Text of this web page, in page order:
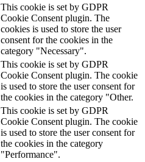
This cookie is set by GDPR
Cookie Consent plugin. The
cookies is used to store the user
consent for the cookies in the
category "Necessary".
This cookie is set by GDPR
Cookie Consent plugin. The cookie
is used to store the user consent for
the cookies in the category "Other.
This cookie is set by GDPR
Cookie Consent plugin. The cookie
is used to store the user consent for
the cookies in the category
"Performance".